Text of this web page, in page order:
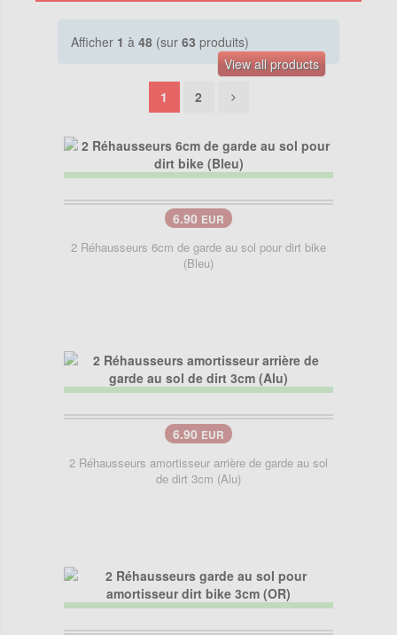
Afficher 1 à 48 (sur 63 produits)
View all products
1
2
6.90 EUR
2 Réhausseurs 6cm de garde au sol pour dirt bike
(Bleu)
6.90 EUR
2 Réhausseurs amortisseur arrière de garde au sol
de dirt 3cm (Alu)